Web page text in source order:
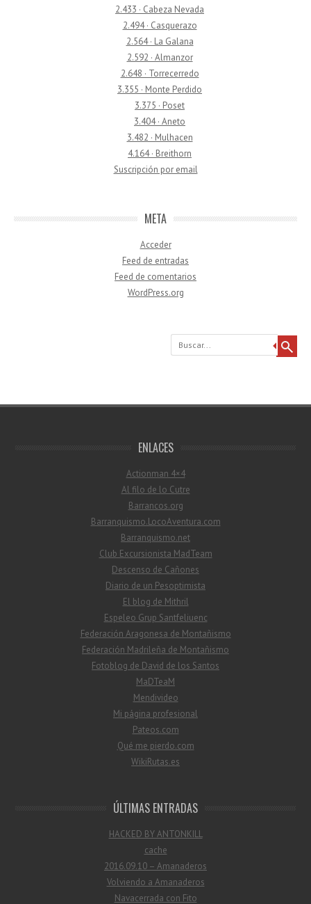
2.433 · Cabeza Nevada
2.494 · Casquerazo
2.564 · La Galana
2.592 · Almanzor
2.648 · Torrecerredo
3.355 · Monte Perdido
3.375 · Poset
3.404 · Aneto
3.482 · Mulhacen
4.164 · Breithorn
Suscripción por email
META
Acceder
Feed de entradas
Feed de comentarios
WordPress.org
Buscar
ENLACES
Actionman 4×4
Al filo de lo Cutre
Barrancos.org
Barranquismo.LocoAventura.com
Barranquismo.net
Club Excursionista MadTeam
Descenso de Cañones
Diario de un Pesoptimista
El blog de Mithril
Espeleo Grup Santfeliuenc
Federación Aragonesa de Montañismo
Federación Madrileña de Montañismo
Fotoblog de David de los Santos
MaDTeaM
Mendivideo
Mi página profesional
Pateos.com
Qué me pierdo.com
WikiRutas.es
ÚLTIMAS ENTRADAS
HACKED BY ANTONKILL
cache
2016.09.10 – Amanaderos
Volviendo a Amanaderos
Navacerrada con Fito